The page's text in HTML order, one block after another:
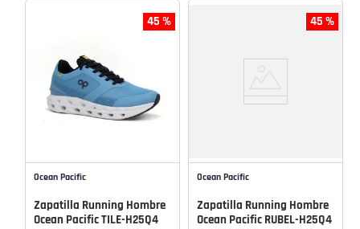
45 %
Ocean Pacific
Zapatilla Running Hombre
Ocean Pacific TILE-H25Q4
45 %
Ocean Pacific
Zapatilla Running Hombre
Ocean Pacific RUBEL-H25Q4